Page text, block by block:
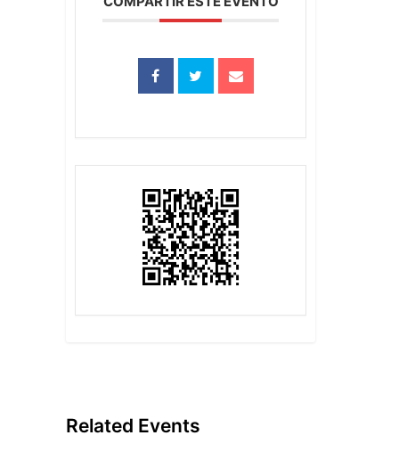
Related Events